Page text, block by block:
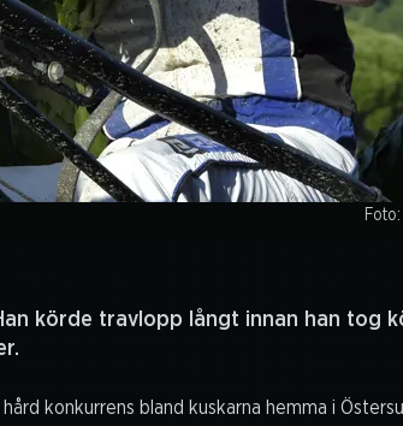
körde travlopp långt innan han tog
konkurrens bland kuskarna hemma i